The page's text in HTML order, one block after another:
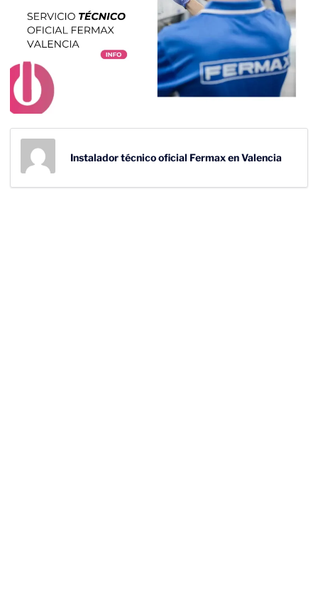
Instalador técnico oficial Fermax en Valencia